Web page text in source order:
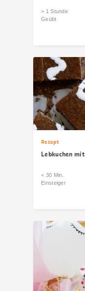
> 1 Stunde
Geübt
Rezept
Lebkuchen
< 30 Min.
Einsteiger